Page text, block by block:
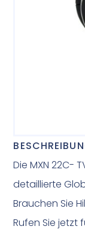
Die MXN 22C-
detaillierte
Brauchen Sie
Rufen Sie jetzt